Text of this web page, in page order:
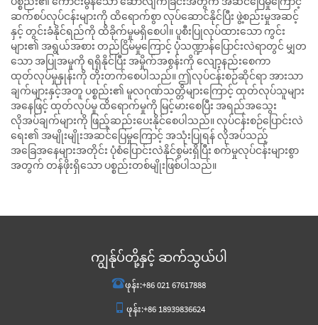
ဆက်စပ်လုပ်ငန်းများကို ထိရောက်စွာ လုပ်ဆောင်နိုင်ပြီး ဖွဲ့စည်းမှုအဆင့်
နှင့် တွင်းခံနိုင်ရည်ကို ထိခိုက်မှုမရှိစေပါ။ ပူစီးပြုလုပ်ထားသော ကွင်း
များ၏ အရွယ်အစား တည်ငြိမ်မှုကြောင့် ပုံသဏ္ဍာန်ပြောင်းလဲရာတွင် မျှတ
သော အပြုအမူကို ရရှိနိုင်ပြီး အမှိုက်အစွန်းကို လျော့နည်းစေကာ
ထုတ်လုပ်မှုနှုန်းကို တိုးတက်စေပါသည်။ ဤလုပ်ငန်းစဉ်ဆိုင်ရာ အားသာ
ချက်များနှင့်အတူ ပစ္စည်း၏ မူလဂုဏ်သတ္တိများကြောင့် ထုတ်လုပ်သူများ
အနေဖြင့် ထုတ်လုပ်မှု ထိရောက်မှုကို မြင့်မားစေပြီး အရည်အသွေး
လိုအပ်ချက်များကို ဖြည့်ဆည်းပေးနိုင်စေပါသည်။ လုပ်ငန်းစဉ်ပြောင်းလဲ
ရေး၏ အမျိုးမျိုးအဆင်ပြေမှုကြောင့် အသုံးပြုရန် လိုအပ်သည့်
အခြေအနေများအတိုင်း ပုံစံပြောင်းလဲနိုင်စွမ်းရှိပြီး စက်မှုလုပ်ငန်းများစွာ
အတွက် တန်ဖိုးရှိသော ပစ္စည်းတစ်မျိုးဖြစ်ပါသည်။
ကျွန်ုပ်တို့နှင့် ဆက်သွယ်ပါ
ဖုန်း:+86 021 67617888
ဖုန်း:+86 18939836624